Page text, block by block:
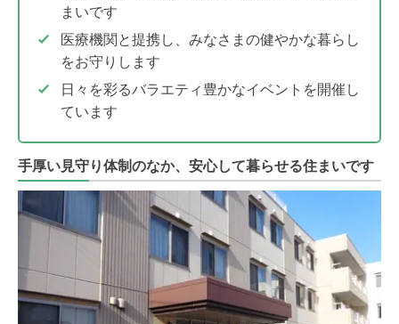
まいです
医療機関と提携し、みなさまの健やかな暮らし
をお守りします
日々を彩るバラエティ豊かなイベントを開催し
ています
手厚い見守り体制のなか、安心して暮らせる住まいです